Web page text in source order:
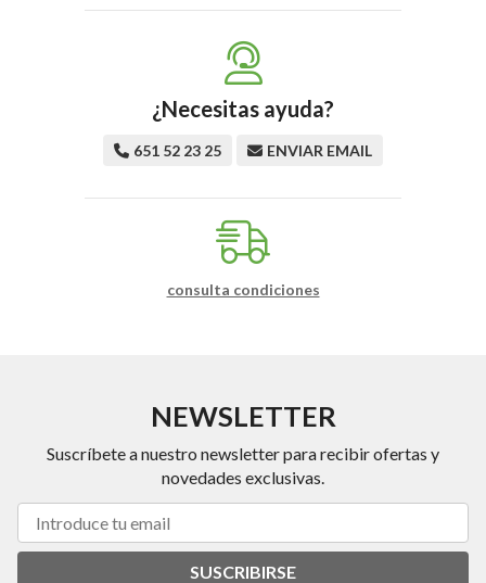
¿Necesitas ayuda?
651 52 23 25 ENVIAR EMAIL
consulta condiciones
NEWSLETTER
Suscríbete a nuestro newsletter para recibir ofertas y
novedades exclusivas.
SUSCRIBIRSE